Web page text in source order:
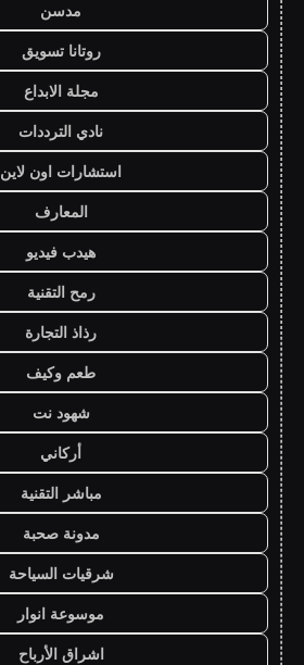
مدسن
روتانا تسويق
مجلة الابداع
نادي الترددات
استشارات اون لاين
المعارف
هيدب فيديو
رمح التقنية
رذاذ التجارة
طعم وكيف
شهود نت
أركاني
مباشر التقنية
مدونة صحبة
شرقيات السياحة
موسوعة انوار
اشراق الأرباح